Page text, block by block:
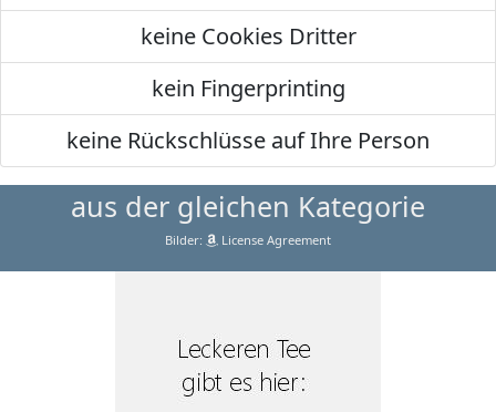
keine Cookies Dritter
kein Fingerprinting
keine Rückschlüsse auf Ihre Person
aus der gleichen Kategorie
Bilder: License Agreement